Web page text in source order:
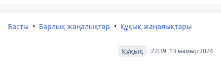
Басты Барлық жаңалықтар Құқық жаңалықтары
22:39, 13 мамыр 2024
Құқық